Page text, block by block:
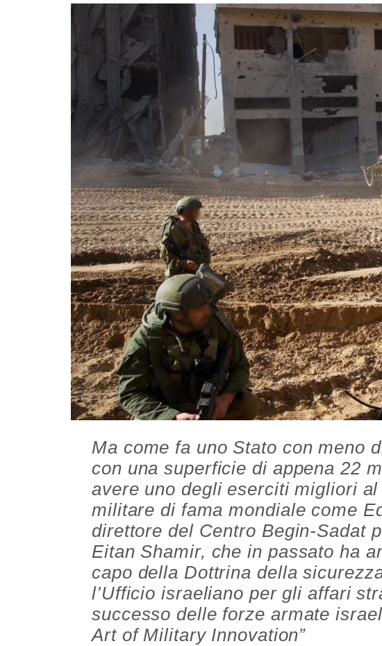
Ma come fa uno Stato con meno
con una superficie di appena 22
avere uno degli eserciti migliori
militare di fama mondiale come
direttore del Centro Begin-Sadat
Eitan Shamir, che in passato ha
capo della Dottrina della
l’Ufficio israeliano per gli affari
successo delle forze armate
Art of Military Innovation”